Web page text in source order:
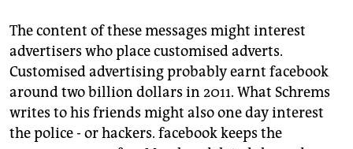
The content of these messages might interest
advertisers who place customised adverts.
Customised advertising probably earnt facebook
around two billion dollars in 2011. What Schrems
writes to his friends might also one day interest
the police - or hackers. facebook keeps the